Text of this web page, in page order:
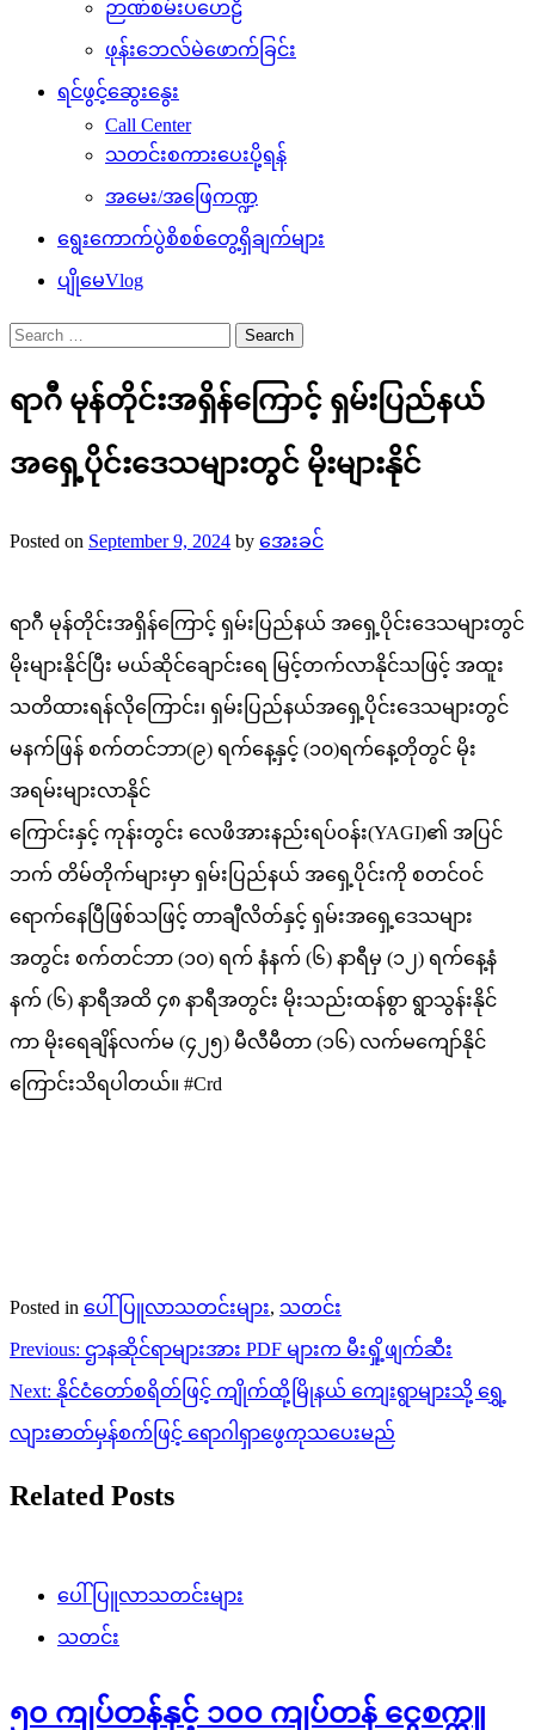
ဉာဏ်စမ်းပဟေဠိ
ဖုန်းဘေလ်မဲဖောက်ခြင်း
ရင်ဖွင့်ဆွေးနွေး
Call Center
သတင်းစကားပေးပို့ရန်
အမေး/အဖြေကဏ္ဍ
ရွေးကောက်ပွဲစိစစ်တွေ့ရှိချက်များ
ပျိုမေVlog
Search
for:
ရာဂီ မုန်တိုင်းအရှိန်ကြောင့် ရှမ်းပြည်နယ်
အရှေ့ပိုင်းဒေသများတွင် မိုးများနိုင်
Posted on September 9, 2024 by အေးခင်
ရာဂီ မုန်တိုင်းအရှိန်ကြောင့် ရှမ်းပြည်နယ် အရှေ့ပိုင်းဒေသများတွင်
မိုးများနိုင်ပြီး မယ်ဆိုင်ချောင်းရေ မြင့်တက်လာနိုင်သဖြင့် အထူး
သတိထားရန်လိုကြောင်း၊ ရှမ်းပြည်နယ်အရှေ့ပိုင်းဒေသများတွင်
မနက်ဖြန် စက်တင်ဘာ(၉) ရက်နေ့နှင့် (၁၀)ရက်နေ့တိုတွင် မိုး
အရမ်းများလာနိုင်
ကြောင်းနှင့် ကုန်းတွင်း လေဖိအားနည်းရပ်ဝန်း(YAGI)၏ အပြင်
ဘက် တိမ်တိုက်များမှာ ရှမ်းပြည်နယ် အရှေ့ပိုင်းကို စတင်ဝင်
ရောက်နေပြီဖြစ်သဖြင့် တာချီလိတ်နှင့် ရှမ်းအရှေ့ဒေသများ
အတွင်း စက်တင်ဘာ (၁၀) ရက် နံနက် (၆) နာရီမှ (၁၂) ရက်နေ့နံ
နက် (၆) နာရီအထိ ၄၈ နာရီအတွင်း မိုးသည်းထန်စွာ ရွာသွန်းနိုင်
ကာ မိုးရေချိန်လက်မ (၄၂၅) မီလီမီတာ (၁၆) လက်မကျော်နိုင်
ကြောင်းသိရပါတယ်။ #Crd
Posted in ပေါ်ပြူလာသတင်းများ, သတင်း
Post
navigation
Previous: ဌာနဆိုင်ရာများအား PDF များက မီးရှို့ဖျက်ဆီး
Next: နိုင်ငံတော်စရိတ်ဖြင့် ကျိုက်ထို့မြိုနယ် ကျေးရွာများသို့ ရွှေ့
လျားဓာတ်မှန်စက်ဖြင့် ရောဂါရှာဖွေကုသပေးမည်
Related Posts
ပေါ်ပြူလာသတင်းများ
သတင်း
၅၀ ကျပ်တန်နှင့် ၁၀၀ ကျပ်တန် ငွေစက္ကူ